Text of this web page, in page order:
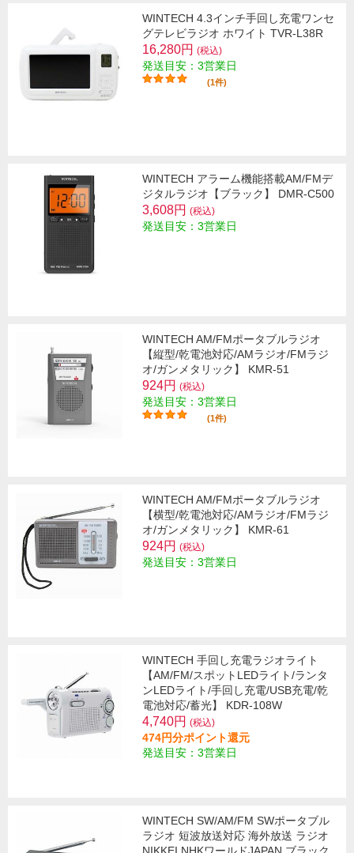
WINTECH 4.3インチ手回し充電ワンセ
グテレビラジオ ホワイト TVR-L38R
16,280円 (税込)
発送目安：3営業日
(1件)
WINTECH アラーム機能搭載AM/FMデ
ジタルラジオ【ブラック】 DMR-C500
3,608円 (税込)
発送目安：3営業日
WINTECH AM/FMポータブルラジオ
【縦型/乾電池対応/AMラジオ/FMラジ
オ/ガンメタリック】 KMR-51
924円 (税込)
発送目安：3営業日
(1件)
WINTECH AM/FMポータブルラジオ
【横型/乾電池対応/AMラジオ/FMラジ
オ/ガンメタリック】 KMR-61
924円 (税込)
発送目安：3営業日
WINTECH 手回し充電ラジオライト
【AM/FM/スポットLEDライト/ランタ
ンLEDライト/手回し充電/USB充電/乾
電池対応/蓄光】 KDR-108W
4,740円 (税込)
474円分ポイント還元
発送目安：3営業日
WINTECH SW/AM/FM SWポータブル
ラジオ 短波放送対応 海外放送 ラジオ